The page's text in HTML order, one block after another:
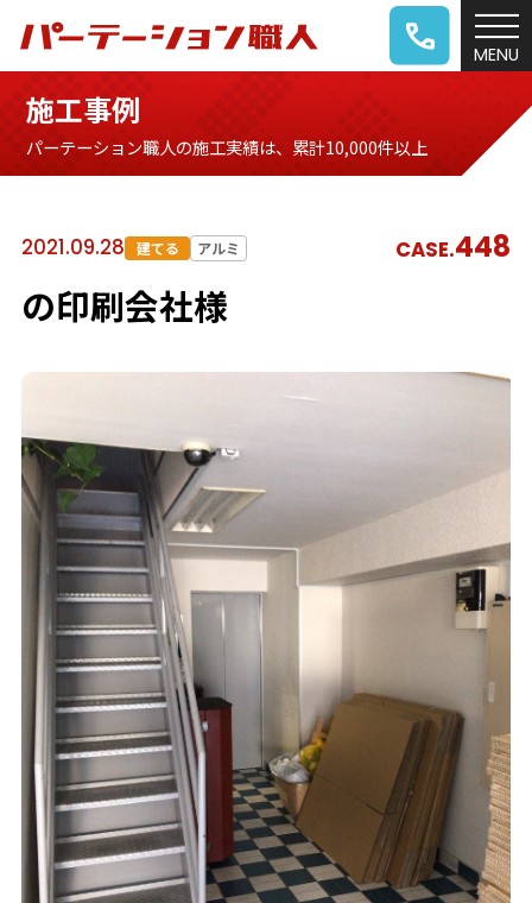
施工事例
パーテーション職人の施工実績は、累計10,000件以上
2021.09.28 建てる アルミ CASE.448
の印刷会社様